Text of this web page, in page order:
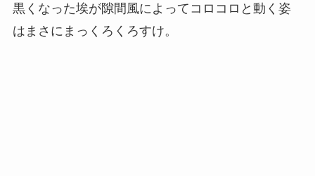
黒くなった埃が隙間風によってコロコロと動く姿
はまさにまっくろくろすけ。